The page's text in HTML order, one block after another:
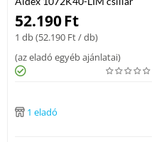
fém 6 x 40W E14
52.190Ft
1 db (52.190 Ft/ db)
(az eladó egyéb ajánlatai)
1 eladó